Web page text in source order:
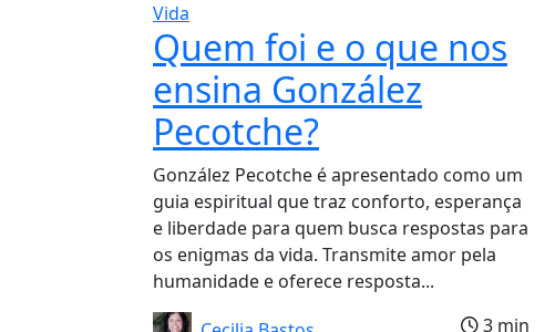
Vida
Quem foi e o que nos
ensina González
Pecotche?
González Pecotche é apresentado como um
guia espiritual que traz conforto, esperança
e liberdade para quem busca respostas para
os enigmas da vida. Transmite amor pela
humanidade e oferece resposta...
3 min